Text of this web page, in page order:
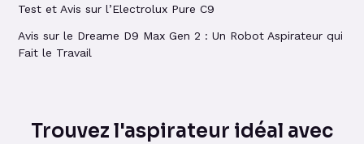
Test et Avis sur l’Electrolux Pure C9
Avis sur le Dreame D9 Max Gen 2 : Un Robot Aspirateur qui
Fait le Travail
Trouvez l'aspirateur idéal avec